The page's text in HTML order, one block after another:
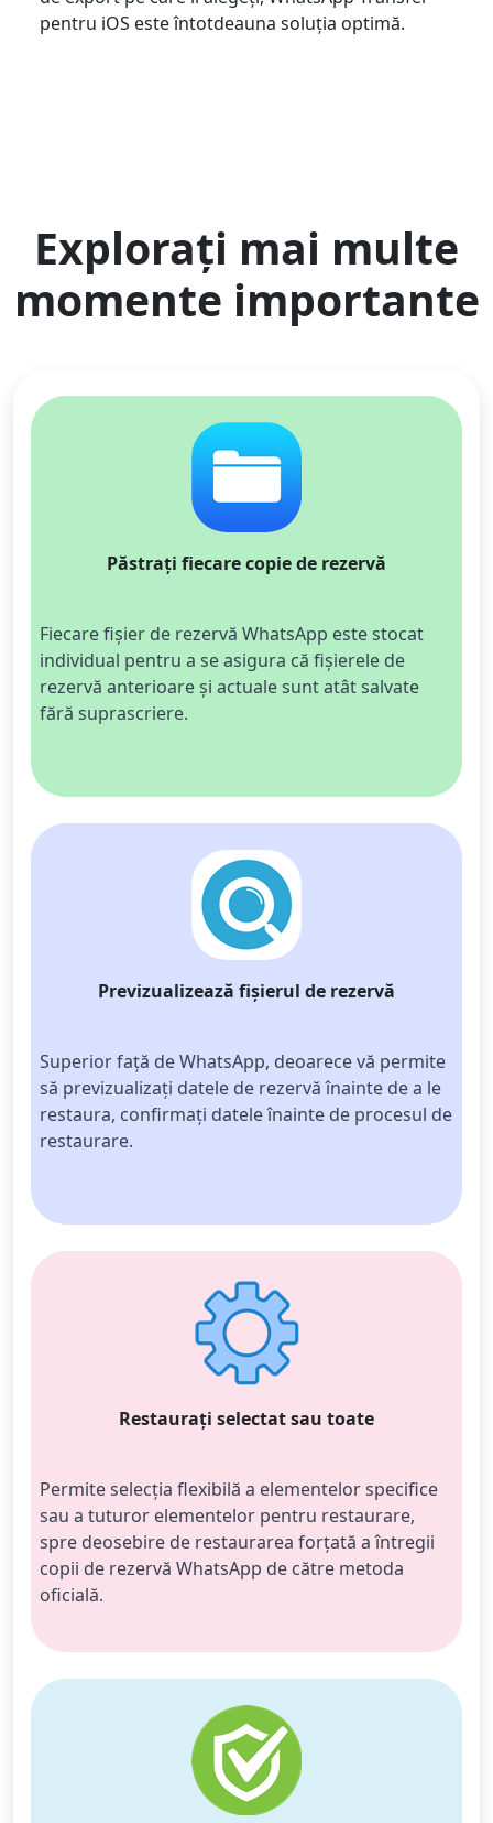
pentru iOS este întotdeauna soluția optimă.
Explorați mai multe
momente importante
Păstrați fiecare copie de rezervă
Fiecare fișier de rezervă WhatsApp este stocat
individual pentru a se asigura că fișierele de
rezervă anterioare și actuale sunt atât salvate
fără suprascriere.
Previzualizează fișierul de rezervă
Superior față de WhatsApp, deoarece vă permite
să previzualizați datele de rezervă înainte de a le
restaura, confirmați datele înainte de procesul de
restaurare.
Restaurați selectat sau toate
Permite selecția flexibilă a elementelor specifice
sau a tuturor elementelor pentru restaurare,
spre deosebire de restaurarea forțată a întregii
copii de rezervă WhatsApp de către metoda
oficială.